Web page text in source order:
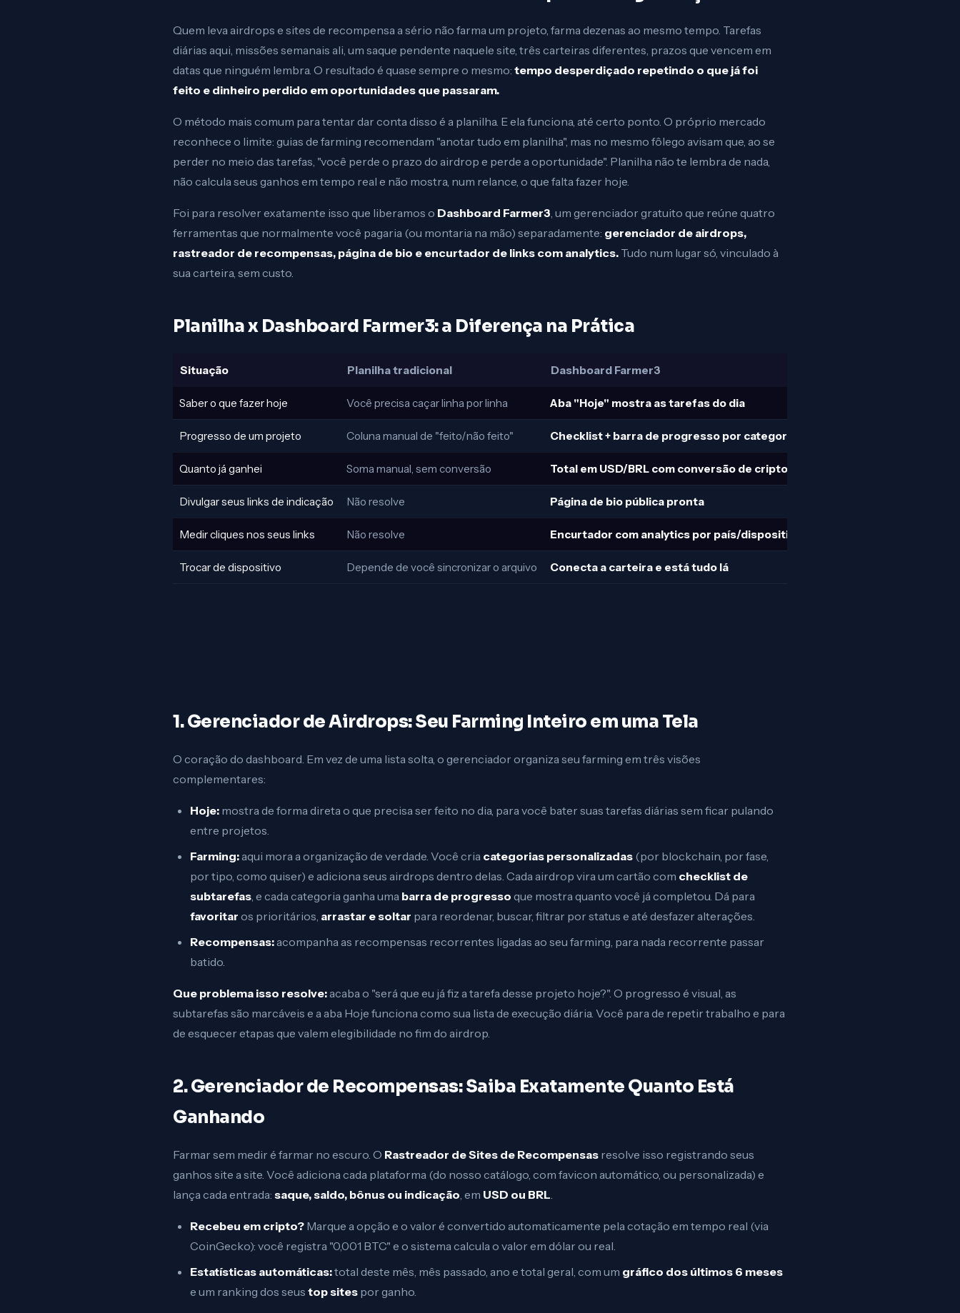
Quem leva airdrops e sites de recompensa a sério não farma um projeto, farma dezenas ao mesmo tempo. Tarefas
diárias aqui, missões semanais ali, um saque pendente naquele site, três carteiras diferentes, prazos que vencem em
datas que ninguém lembra. O resultado é quase sempre o mesmo: tempo desperdiçado repetindo o que já foi
feito e dinheiro perdido em oportunidades que passaram.
O método mais comum para tentar dar conta disso é a planilha. E ela funciona, até certo ponto. O próprio mercado
reconhece o limite: guias de farming recomendam "anotar tudo em planilha", mas no mesmo fôlego avisam que, ao se
perder no meio das tarefas, "você perde o prazo do airdrop e perde a oportunidade". Planilha não te lembra de nada,
não calcula seus ganhos em tempo real e não mostra, num relance, o que falta fazer hoje.
Foi para resolver exatamente isso que liberamos o Dashboard Farmer3, um gerenciador gratuito que reúne quatro
ferramentas que normalmente você pagaria (ou montaria na mão) separadamente: gerenciador de airdrops,
rastreador de recompensas, página de bio e encurtador de links com analytics. Tudo num lugar só, vinculado à
sua carteira, sem custo.
Planilha x Dashboard Farmer3: a Diferença na Prática
Situação Planilha tradicional Dashboard Farmer3
Saber o que fazer hoje Você precisa caçar linha por linha Aba "Hoje" mostra as tarefas do dia
Progresso de um projeto Coluna manual de "feito/não feito" Checklist + barra de progresso por categoria
Quanto já ganhei Soma manual, sem conversão Total em USD/BRL com conversão de cripto automática
Divulgar seus links de indicação Não resolve Página de bio pública pronta
Medir cliques nos seus links Não resolve Encurtador com analytics por país/dispositivo
Trocar de dispositivo Depende de você sincronizar o arquivo Conecta a carteira e está tudo lá
1. Gerenciador de Airdrops: Seu Farming Inteiro em uma Tela
O coração do dashboard. Em vez de uma lista solta, o gerenciador organiza seu farming em três visões
complementares:
Hoje: mostra de forma direta o que precisa ser feito no dia, para você bater suas tarefas diárias sem ficar pulando
entre projetos.
Farming:aqui mora a organização de verdade. Você cria categorias personalizadas (por blockchain, por fase,
por tipo, como quiser) e adiciona seus airdrops dentro delas. Cada airdrop vira um cartão com checklist de
subtarefas, e cada categoria ganha uma barra de progresso que mostra quanto você já completou. Dá para
favoritar os prioritários, arrastar e soltar para reordenar, buscar, filtrar por status e até desfazer alterações.
Recompensas:acompanha as recompensas recorrentes ligadas ao seu farming, para nada recorrente passar
batido.
Que problema isso resolve:acaba o "será que eu já fiz a tarefa desse projeto hoje?". O progresso é visual, as
subtarefas são marcáveis e a aba Hoje funciona como sua lista de execução diária. Você para de repetir trabalho e para
de esquecer etapas que valem elegibilidade no fim do airdrop.
2. Gerenciador de Recompensas: Saiba Exatamente Quanto Está
Ganhando
Farmar sem medir é farmar no escuro. O Rastreador de Sites de Recompensas resolve isso registrando seus
ganhos site a site. Você adiciona cada plataforma (do nosso catálogo, com favicon automático, ou personalizada) e
lança cada entrada: saque, saldo, bônus ou indicação, em USD ou BRL.
Recebeu em cripto? Marque a opção e o valor é convertido automaticamente pela cotação em tempo real (via
CoinGecko): você registra "0,001 BTC" e o sistema calcula o valor em dólar ou real.
Estatísticas automáticas:total deste mês, mês passado, ano e total geral, com um gráfico dos últimos 6 meses
e um ranking dos seus top sites por ganho.